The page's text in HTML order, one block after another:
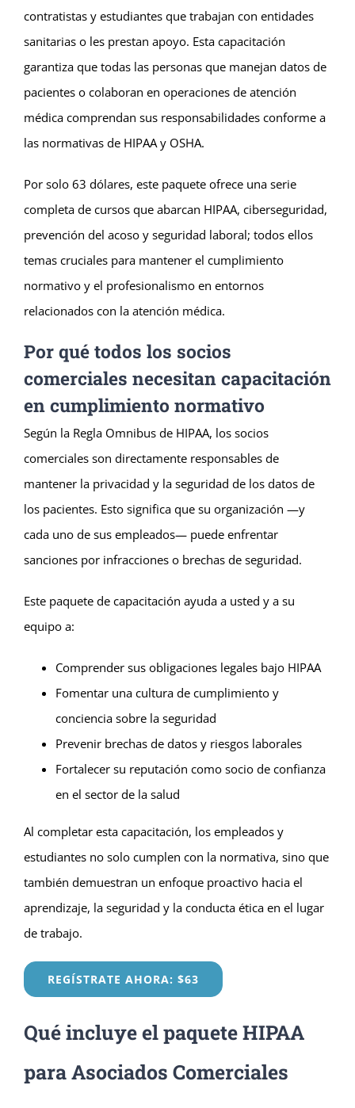
contratistas y estudiantes que trabajan con entidades
sanitarias o les prestan apoyo. Esta capacitación
garantiza que todas las personas que manejan datos de
pacientes o colaboran en operaciones de atención
médica comprendan sus responsabilidades conforme a
las normativas de HIPAA y OSHA.
Por solo 63 dólares, este paquete ofrece una serie
completa de cursos que abarcan HIPAA, ciberseguridad,
prevención del acoso y seguridad laboral; todos ellos
temas cruciales para mantener el cumplimiento
normativo y el profesionalismo en entornos
relacionados con la atención médica.
Por qué todos los socios
comerciales necesitan capacitación
en cumplimiento normativo
Según la Regla Omnibus de HIPAA, los socios
comerciales son directamente responsables de
mantener la privacidad y la seguridad de los datos de
los pacientes. Esto significa que su organización —y
cada uno de sus empleados— puede enfrentar
sanciones por infracciones o brechas de seguridad.
Este paquete de capacitación ayuda a usted y a su
equipo a:
Comprender sus obligaciones legales bajo HIPAA
Fomentar una cultura de cumplimiento y
conciencia sobre la seguridad
Prevenir brechas de datos y riesgos laborales
Fortalecer su reputación como socio de confianza
en el sector de la salud
Al completar esta capacitación, los empleados y
estudiantes no solo cumplen con la normativa, sino que
también demuestran un enfoque proactivo hacia el
aprendizaje, la seguridad y la conducta ética en el lugar
de trabajo.
REGÍSTRATE AHORA: $63
Qué incluye el paquete HIPAA
para Asociados Comerciales